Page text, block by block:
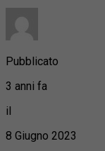
Pubblicato
3 anni fa
il
8 Giugno 2023